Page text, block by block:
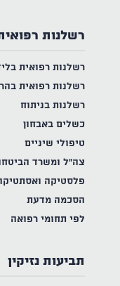
רשלנות
רשלנות רפואית
רשלנות רפואית
רשלנות בניתוח
כשלים באבחון
טיפולי שיניים
צה"ל ומשרד
פלסטיקה
הסכמה מדעת
לפי תחומי רפואה
תביעות נזיקין